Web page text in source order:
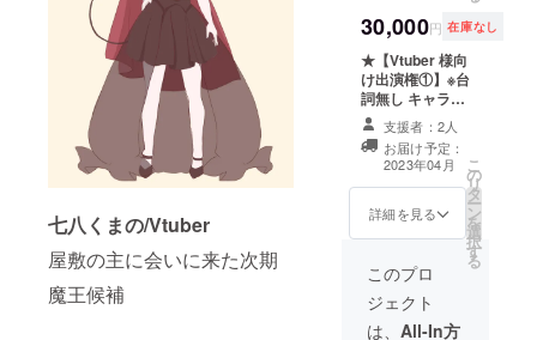
七八くまの/Vtuber
屋敷の主に会いに来た次期
魔王候補
らのお礼ボイス
収録時間：
１～３分 提
供方法：ファイ
ル転送サービス
にてお届けしま
す。 ※七八
くまの・柚萌・
紫乃咲ほのあ３
名のうちお一人
をお選びくださ
礼ボイス 収
録時間：１～３
分 提供方
法：ファイル転
提供方法：
ファイル転送
サービスにてお
届けします。
※七八くま
の・柚萌・紫乃
咲ほのあ３名の
うちお一人をお
選びください。
んからのお礼ボ
イス 収録時
提供方法：
ファイル転送
サービスにてお
届けします。
収録時間：
５分 提供方
法：ファイル転
送サービスにて
お届けします。
③出演Vtuber
からのお礼ボイ
ス 収録時
間：１～３分
ファイル転送
サービスにてお
④野水伊織さん
からのお礼ボイ
ス 収録時
間：１～３分
30,000円 在庫なし
★【Vtuber 様向
け出演権①】※台
詞無し キャラク
ターとしてその
ままのデザイン
でゲスト出演頂
きます。 衣
装、装飾等は世
界観を守ったデ
ジさせて頂きま
す。 （例 : ケ
モミミ→髪の形
等）。台詞はご
支援者：2人
お届け予定：
2023年04月
詳細を見る
こ
の
リ
タ
ー
ン
を
選
択
す
る
このプロ
ジェクト
は、 All-In方